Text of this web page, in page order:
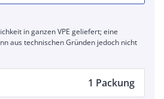
in ganzen VPE geliefert; eine
aus technischen Gründen jedoch nicht
1 Packung